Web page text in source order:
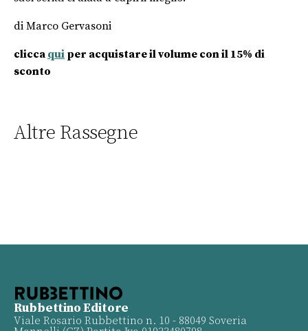
di Marco Gervasoni
clicca qui per acquistare il volume con il 15% di
sconto
Altre Rassegne
Rubbettino Editore
Viale Rosario Rubbettino n. 10 - 88049 Soveria